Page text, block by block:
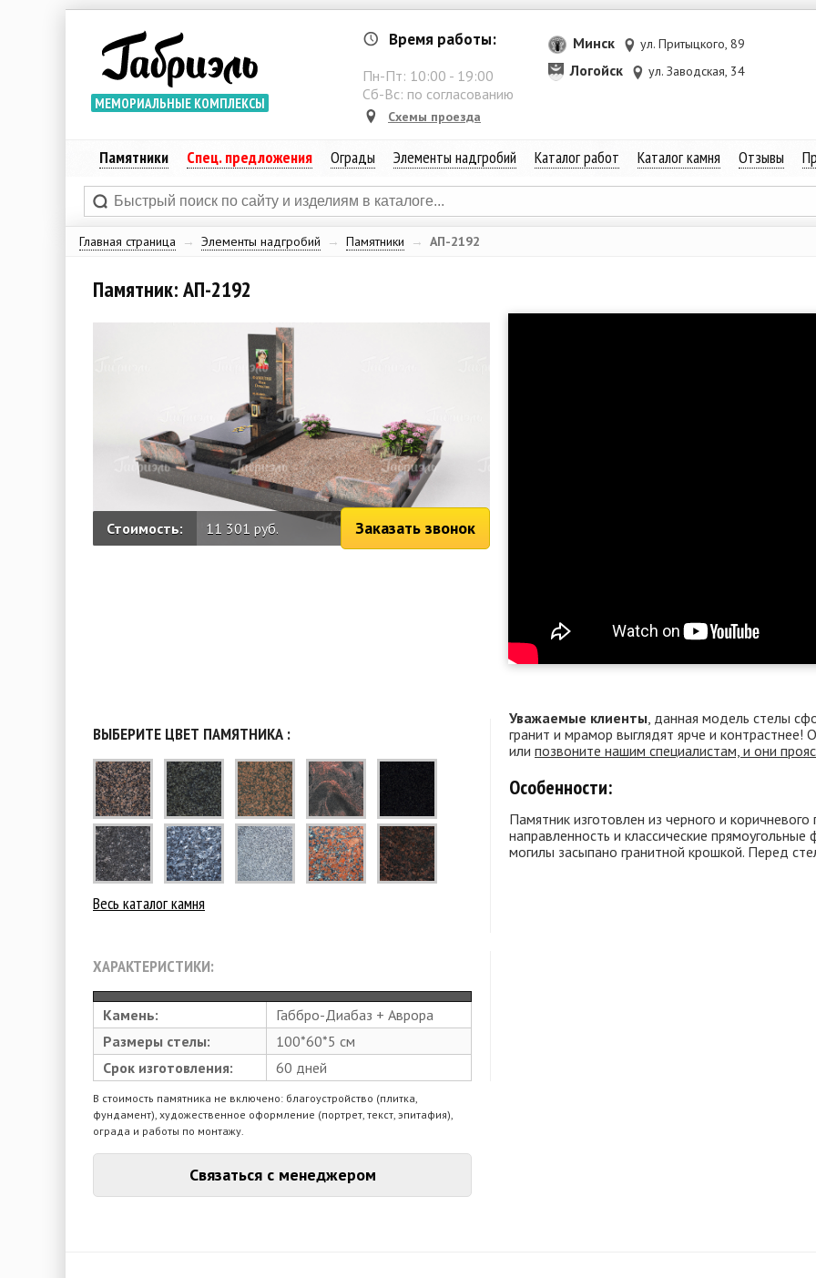
МЕМОРИАЛЬНЫЕ КОМПЛЕКСЫ
Время работы:
Пн-Пт: 10:00 - 19:00
Сб-Вс: по согласованию
Схемы проезда
Минск ул. Притыцкого, 89
Логойск ул. Заводская, 34
Памятники Спец. предложения Ограды Элементы надгробий Каталог работ Каталог камня Отзывы
Главная страница → Элементы надгробий → Памятники → АП-2192
Памятник: АП-2192
Стоимость: 11 301 руб. Заказать звонок
ВЫБЕРИТЕ ЦВЕТ ПАМЯТНИКА :
Весь каталог камня
ХАРАКТЕРИСТИКИ:
Камень:
Габбро-Диабаз + Аврора
Размеры стелы:
100*60*5 см
Срок изготовления:
60 дней
В стоимость памятника не включено: благоустройство (плитка,
фундамент), художественное оформление (портрет, текст, эпитафия),
ограда и работы по монтажу.
Связаться с менеджером
Уважаемые клиенты , данная модель стелы
гранит и мрамор выглядят ярче и контрастнее!
или позвоните нашим специалистам, и они
Особенности:
Памятник изготовлен из черного и
направленность и классические
могилы засыпано гранитной крошкой. Перед